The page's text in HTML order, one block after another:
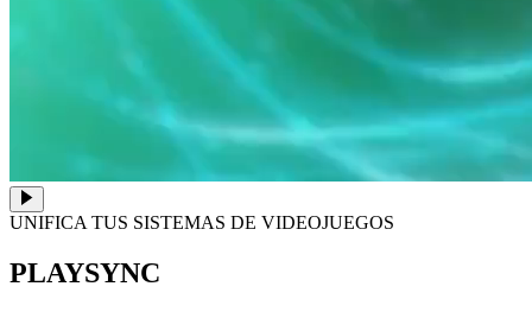
UNIFICA TUS SISTEMAS DE VIDEOJUEGOS
PLAYSYNC